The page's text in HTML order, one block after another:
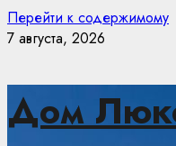
Перейти к содержимому
7 августа, 2026
Дом